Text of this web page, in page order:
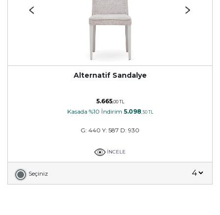
Alternatif Sandalye
5.665,00 TL
Kasada %10 İndirim 5.098 ,50 TL
G: 440 Y: 587 D: 930
İNCELE
Seçiniz